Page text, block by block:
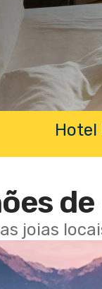
Hotel
joias